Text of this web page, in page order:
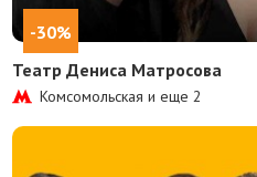
-30%
Театр Дениса Матросова
Комсомольская и еще2